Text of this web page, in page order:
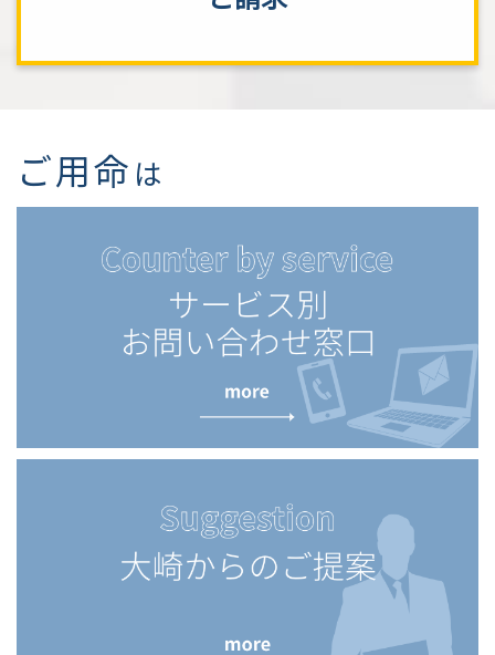
ご用命 は